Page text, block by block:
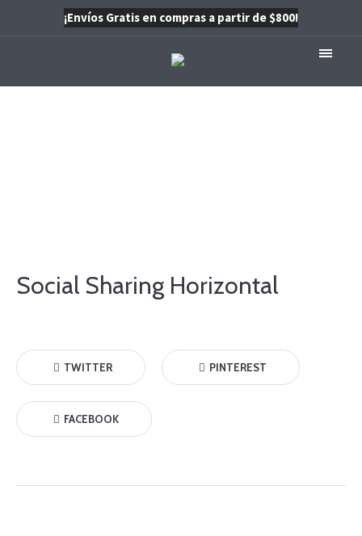
¡Envíos Gratis en compras a partir de $800!
Social Sharing Horizontal
TWITTER PINTEREST
FACEBOOK